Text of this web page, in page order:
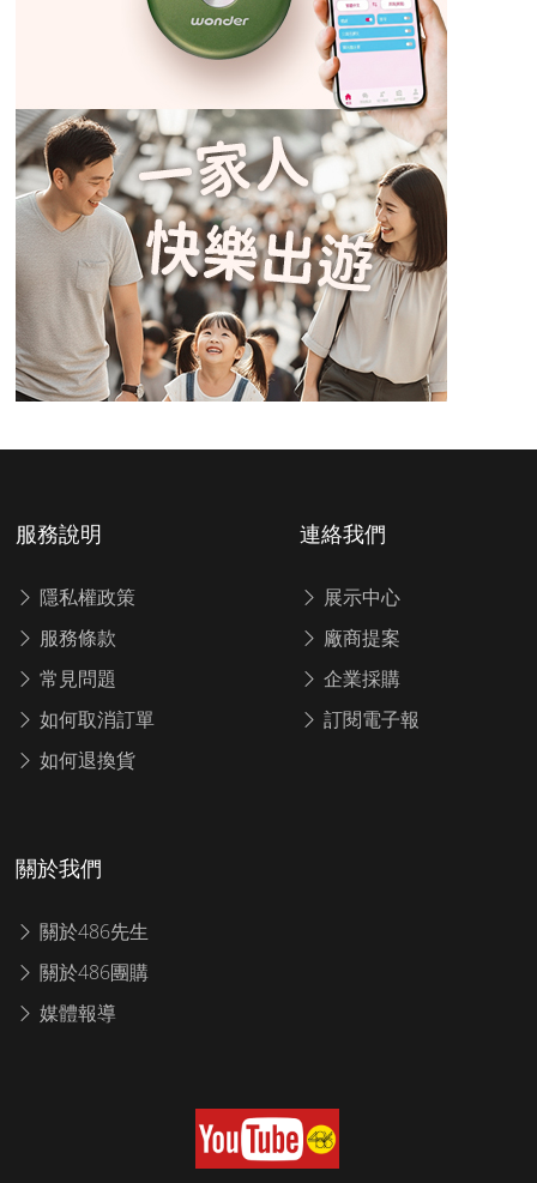
服務說明
隱私權政策
服務條款
常見問題
如何取消訂單
如何退換貨
連絡我們
展示中心
廠商提案
企業採購
訂閱電子報
關於我們
關於486先生
關於486團購
媒體報導